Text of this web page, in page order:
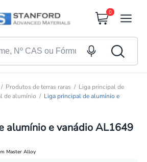
0
Produtos de terras raras
Liga principal de
de alumínio
Liga principal de alumínio e
alumínio e vanádio AL1649